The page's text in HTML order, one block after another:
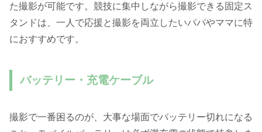
た撮影が可能です。競技に集中しながら撮影できる固定ス
タンドは、一人で応援と撮影を両立したいパパやママに特
におすすめです。
バッテリー・充電ケーブル
撮影で一番困るのが、大事な場面でバッテリー切れになる